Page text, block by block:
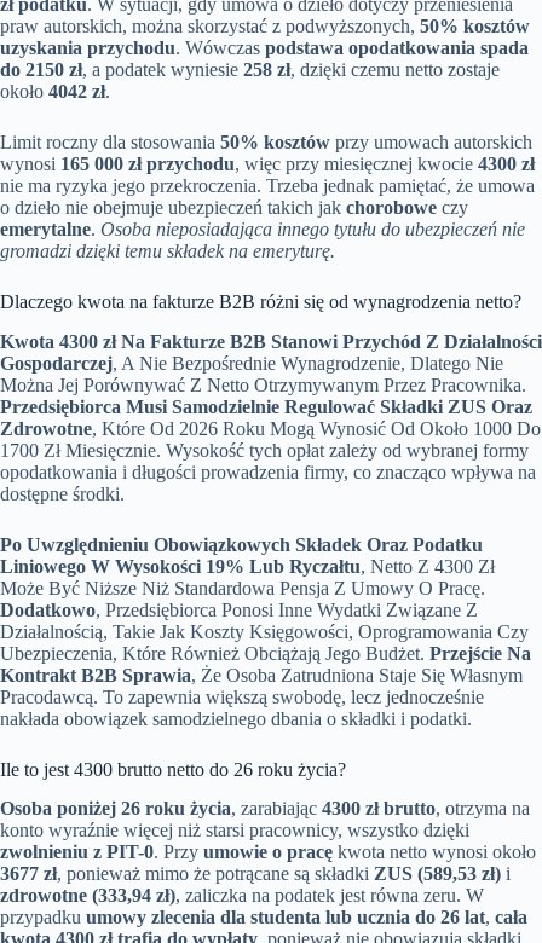
praw autorskich, można skorzystać z podwyższonych, 50% kosztów
uzyskania przychodu. Wówczas podstawa opodatkowania spada
do 2150 zł, a podatek wyniesie 258 zł, dzięki czemu netto zostaje
około 4042 zł.
Limit roczny dla stosowania 50% kosztów przy umowach autorskich
wynosi 165 000 zł przychodu, więc przy miesięcznej kwocie 4300 zł
nie ma ryzyka jego przekroczenia. Trzeba jednak pamiętać, że umowa
o dzieło nie obejmuje ubezpieczeń takich jak chorobowe czy
emerytalne. Osoba nieposiadająca innego tytułu do ubezpieczeń nie
gromadzi dzięki temu składek na emeryturę.
Dlaczego kwota na fakturze B2B różni się od wynagrodzenia netto?
Kwota 4300 zł Na Fakturze B2B Stanowi Przychód Z Działalności
Gospodarczej, A Nie Bezpośrednie Wynagrodzenie, Dlatego Nie
Można Jej Porównywać Z Netto Otrzymywanym Przez Pracownika.
Przedsiębiorca Musi Samodzielnie Regulować Składki ZUS Oraz
Zdrowotne, Które Od 2026 Roku Mogą Wynosić Od Około 1000 Do
1700 Zł Miesięcznie. Wysokość tych opłat zależy od wybranej formy
opodatkowania i długości prowadzenia firmy, co znacząco wpływa na
dostępne środki.
Po Uwzględnieniu Obowiązkowych Składek Oraz Podatku
Liniowego W Wysokości 19% Lub Ryczałtu, Netto Z 4300 Zł
Może Być Niższe Niż Standardowa Pensja Z Umowy O Pracę.
Dodatkowo, Przedsiębiorca Ponosi Inne Wydatki Związane Z
Działalnością, Takie Jak Koszty Księgowości, Oprogramowania Czy
Ubezpieczenia, Które Również Obciążają Jego Budżet. Przejście Na
Kontrakt B2B Sprawia, Że Osoba Zatrudniona Staje Się Własnym
Pracodawcą. To zapewnia większą swobodę, lecz jednocześnie
nakłada obowiązek samodzielnego dbania o składki i podatki.
Ile to jest 4300 brutto netto do 26 roku życia?
Osoba poniżej 26 roku życia, zarabiając 4300 zł brutto, otrzyma na
konto wyraźnie więcej niż starsi pracownicy, wszystko dzięki
zwolnieniu z PIT-0. Przy umowie o pracę kwota netto wynosi około
3677 zł, ponieważ mimo że potrącane są składki ZUS (589,53 zł) i
zdrowotne (333,94 zł), zaliczka na podatek jest równa zeru. W
przypadku umowy zlecenia dla studenta lub ucznia do 26 lat, cała